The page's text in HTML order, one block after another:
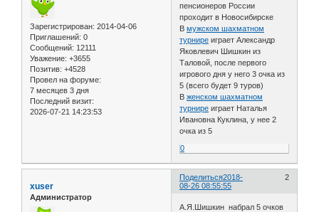
Зарегистрирован: 2014-04-06
Приглашений: 0
Сообщений: 12111
Уважение: +3655
Позитив: +4528
Провел на форуме:
7 месяцев 3 дня
Последний визит:
2026-07-21 14:23:53
пенсионеров России
проходит в Новосибирске
Вмужском шахматном
турнире играет Александр
Яковлевич Шишкин из
Таловой, после первого
игрового дня у него 3 очка из
5 (всего будет 9 туров)
Вженском шахматном
турнире играет Наталья
Ивановна Куклина, у нее 2
очка из 5
0
Поделиться 2
2018-
08-26 08:55:55
xuser
Администратор
А.Я.Шишкин набрал 5 очков